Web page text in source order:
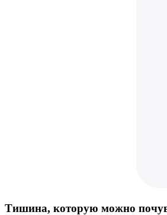
Тишина, которую можно